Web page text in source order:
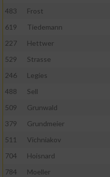
483
Frost
619
Tiedemann
227
Hettwer
529
Strasse
246
Legies
488
Sell
509
Grunwald
379
Grundmeier
511
Vichniakov
704
Hoisnard
784
Moeller
IAB-Besonderheiten:
Verwendung genauer
Geräte anhand von aktiv
Notwendig
Performance